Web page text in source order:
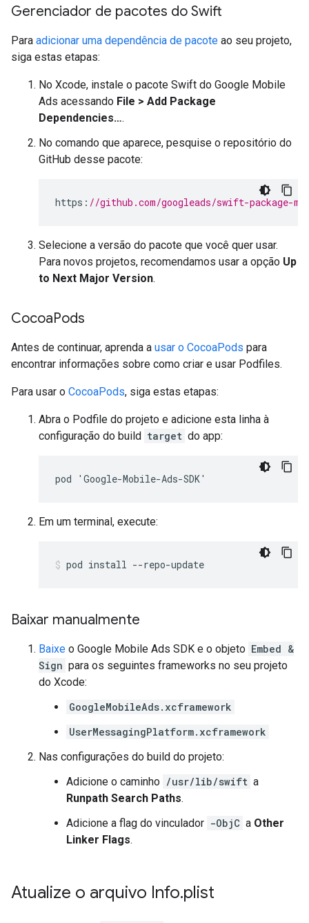
Gerenciador de pacotes do Swift
Para adicionar uma dependência de pacote ao seu projeto,
siga estas etapas:
No Xcode, instale o pacote Swift do Google Mobile
Ads acessando File > Add Package
Dependencies….
No comando que aparece, pesquise o repositório do
GitHub desse pacote:
https : //github.com/googleads/swift-package-
Selecione a versão do pacote que você quer usar.
Para novos projetos, recomendamos usar a opção Up
to Next Major Version.
CocoaPods
Antes de continuar, aprenda a usar o CocoaPods para
encontrar informações sobre como criar e usar Podfiles.
Para usar o CocoaPods, siga estas etapas:
Abra o Podfile do projeto e adicione esta linha à
configuração do build target do app:
pod 'Google-Mobile-Ads-SDK'
Em um terminal, execute:
pod install --repo-update
Baixar manualmente
Baixe o Google Mobile Ads SDK e o objeto Embed &
Sign para os seguintes frameworks no seu projeto
do Xcode:
GoogleMobileAds.xcframework
UserMessagingPlatform.xcframework
Nas configurações do build do projeto:
Adicione o caminho /usr/lib/swift a
Runpath Search Paths.
Adicione a flag do vinculador -ObjC a Other
Linker Flags.
Atualize o arquivo Info.plist